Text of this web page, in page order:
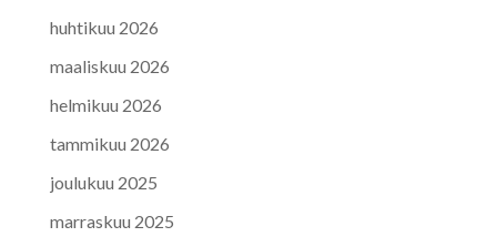
huhtikuu 2026
maaliskuu 2026
helmikuu 2026
tammikuu 2026
joulukuu 2025
marraskuu 2025